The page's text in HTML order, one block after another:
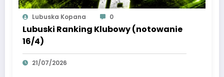
Lubuska Kopana 0
Lubuski Ranking Klubowy (notowanie
16/4)
21/07/2026